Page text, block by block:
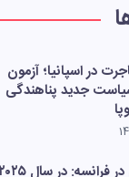
در اسپانیا؛ آزمون
جدید پناهندگی
پناهندگی در فرانسه: در